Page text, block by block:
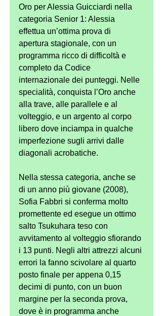
Oro per Alessia Guicciardi nella
categoria Senior 1: Alessia
effettua un’ottima prova di
apertura stagionale, con un
programma ricco di difficoltà e
completo da Codice
internazionale dei punteggi. Nelle
specialità, conquista l’Oro anche
alla trave, alle parallele e al
volteggio, e un argento al corpo
libero dove inciampa in qualche
imperfezione sugli arrivi dalle
diagonali acrobatiche.
Nella stessa categoria, anche se
di un anno più giovane (2008),
Sofia Fabbri si conferma molto
promettente ed esegue un ottimo
salto Tsukuhara teso con
avvitamento al volteggio sfiorando
i 13 punti. Negli altri attrezzi alcuni
errori la fanno scivolare al quarto
posto finale per appena 0,15
decimi di punto, con un buon
margine per la seconda prova,
dove è in programma anche